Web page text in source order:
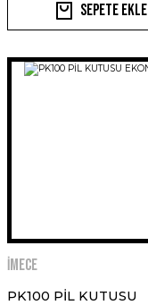
Sepete Ekle
İMECE
PK100 PİL KUTUSU